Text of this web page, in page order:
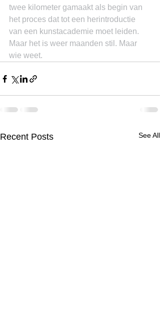
twee kilometer gamaakt als begin van
het proces dat tot een herintroductie
van een kunstacademie moet leiden.
Maar het is weer maanden stil. Maar
wie weet.
Recent Posts See All